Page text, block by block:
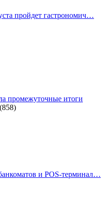
пройдет гастрономич…
промежуточные итоги
(858)
и POS-терминал…